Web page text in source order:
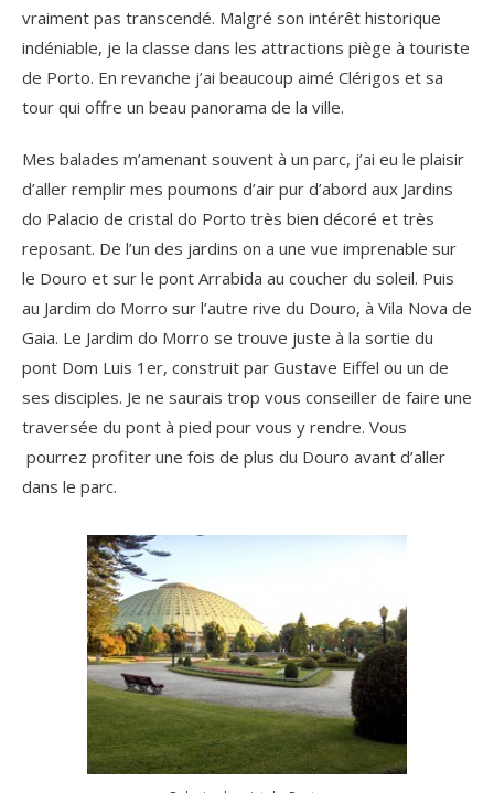
vraiment pas transcendé. Malgré son intérêt historique
indéniable, je la classe dans les attractions piège à touriste
de Porto. En revanche j’ai beaucoup aimé Clérigos et sa
tour qui offre un beau panorama de la ville.
Mes balades m’amenant souvent à un parc, j’ai eu le plaisir
d’aller remplir mes poumons d’air pur d’abord aux Jardins
do Palacio de cristal do Porto très bien décoré et très
reposant. De l’un des jardins on a une vue imprenable sur
le Douro et sur le pont Arrabida au coucher du soleil. Puis
au Jardim do Morro sur l’autre rive du Douro, à Vila Nova de
Gaia. Le Jardim do Morro se trouve juste à la sortie du
pont Dom Luis 1er, construit par Gustave Eiffel ou un de
ses disciples. Je ne saurais trop vous conseiller de faire une
traversée du pont à pied pour vous y rendre. Vous
pourrez profiter une fois de plus du Douro avant d’aller
dans le parc.